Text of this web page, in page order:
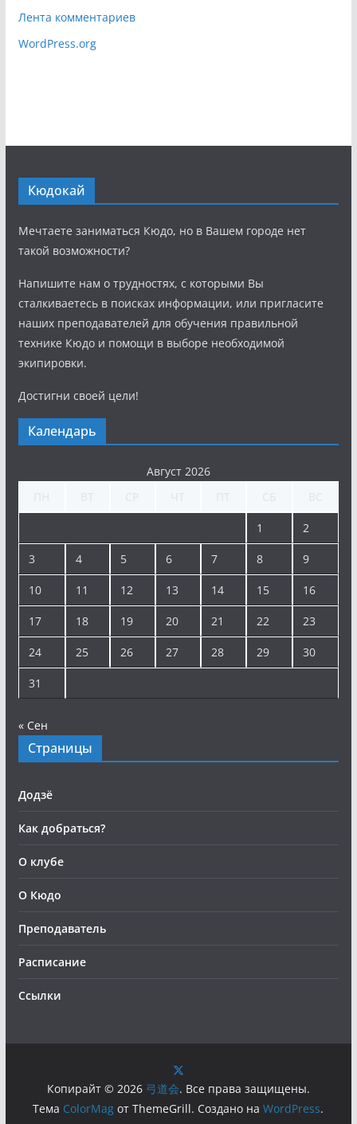
Лента комментариев
WordPress.org
Кюдокай
Мечтаете заниматься Кюдо, но в Вашем городе нет
такой возможности?
Напишите нам о трудностях, с которыми Вы
сталкиваетесь в поисках информации, или пригласите
наших преподавателей для обучения правильной
технике Кюдо и помощи в выборе необходимой
экипировки.
Достигни своей цели!
Календарь
Август 2026
1 2
3 4 5 6 7 8 9
10 11 12 13 14 15 16
17 18 19 20 21 22 23
24 25 26 27 28 29 30
31
« Сен
Страницы
Додзё
Как добраться?
О клубе
О Кюдо
Преподаватель
Расписание
Ссылки
Копирайт © 2026 弓道会. Все права защищены.
Тема ColorMag от ThemeGrill. Создано наWordPress.